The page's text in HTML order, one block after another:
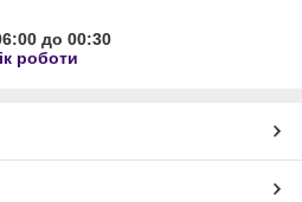
до 00:30
роботи